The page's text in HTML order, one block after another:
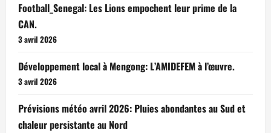
Football_Senegal: Les Lions empochent leur prime de la
CAN.
3 avril 2026
Développement local à Mengong: L’AMIDEFEM à l’œuvre.
3 avril 2026
Prévisions météo avril 2026: Pluies abondantes au Sud et
chaleur persistante au Nord